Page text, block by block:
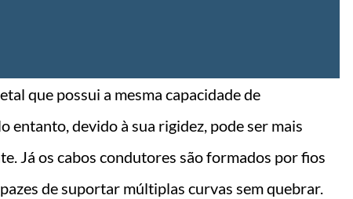
que possui a mesma capacidade de
devido à sua rigidez, pode ser mais
Já os cabos condutores são formados por fios
de suportar múltiplas curvas sem quebrar.